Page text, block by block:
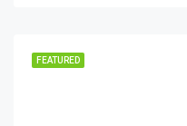
FEATURED